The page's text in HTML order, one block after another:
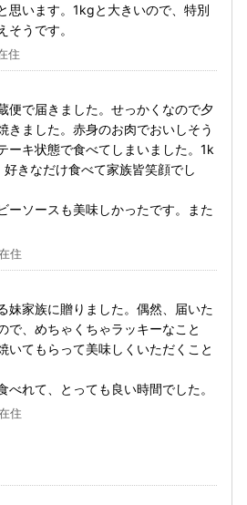
思います。1kgと大きいので、特別
そうです。
住
便で届きました。せっかくなので夕
きました。赤身のお肉でおいしそう
ーキ状態で食べてしまいました。1k
きなだけ食べて家族皆笑顔でし
ーソースも美味しかったです。また
住
妹家族に贈りました。偶然、届いた
で、めちゃくちゃラッキーなこと
いてもらって美味しくいただくこと
べれて、とっても良い時間でした。
住